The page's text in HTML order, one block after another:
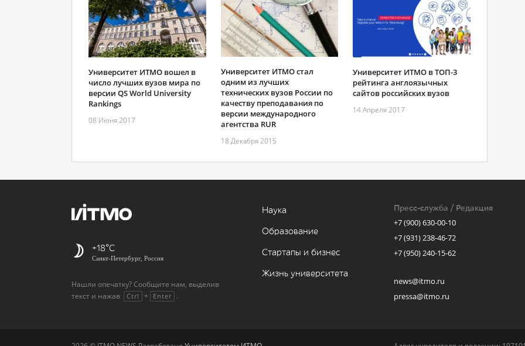
Университет ИТМО вошел в
число лучших вузов мира по
версии QS World University
Rankings
08 Июня 2017
Университет ИТМО стал
одним из лучших
технических вузов России по
качеству преподавания по
версии международного
агентства RUR
18 Декабря 2015
Университет ИТМО в ТОП-3
рейтинга англоязычных
сайтов российских вузов
14 Апреля 2017
+18
Санкт-Петербург, Россия
Нашли опечатку? Сообщите нам, выделив
текст и нажав
Ctrl + Enter .
Наука
Образование
Стартапы и бизнес
Жизнь университета
Пресс-служба / Редакция
+7 (900) 630-00-10
+7 (931) 238-46-72
+7 (950) 240-15-62
news@itmo.ru
pressa@itmo.ru